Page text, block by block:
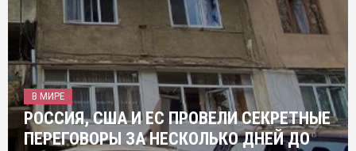
В МИРЕ
РОССИЯ, США И ЕС ПРОВЕЛИ СЕКРЕТНЫЕ
ПЕРЕГОВОРЫ ЗА НЕСКОЛЬКО ДНЕЙ ДО